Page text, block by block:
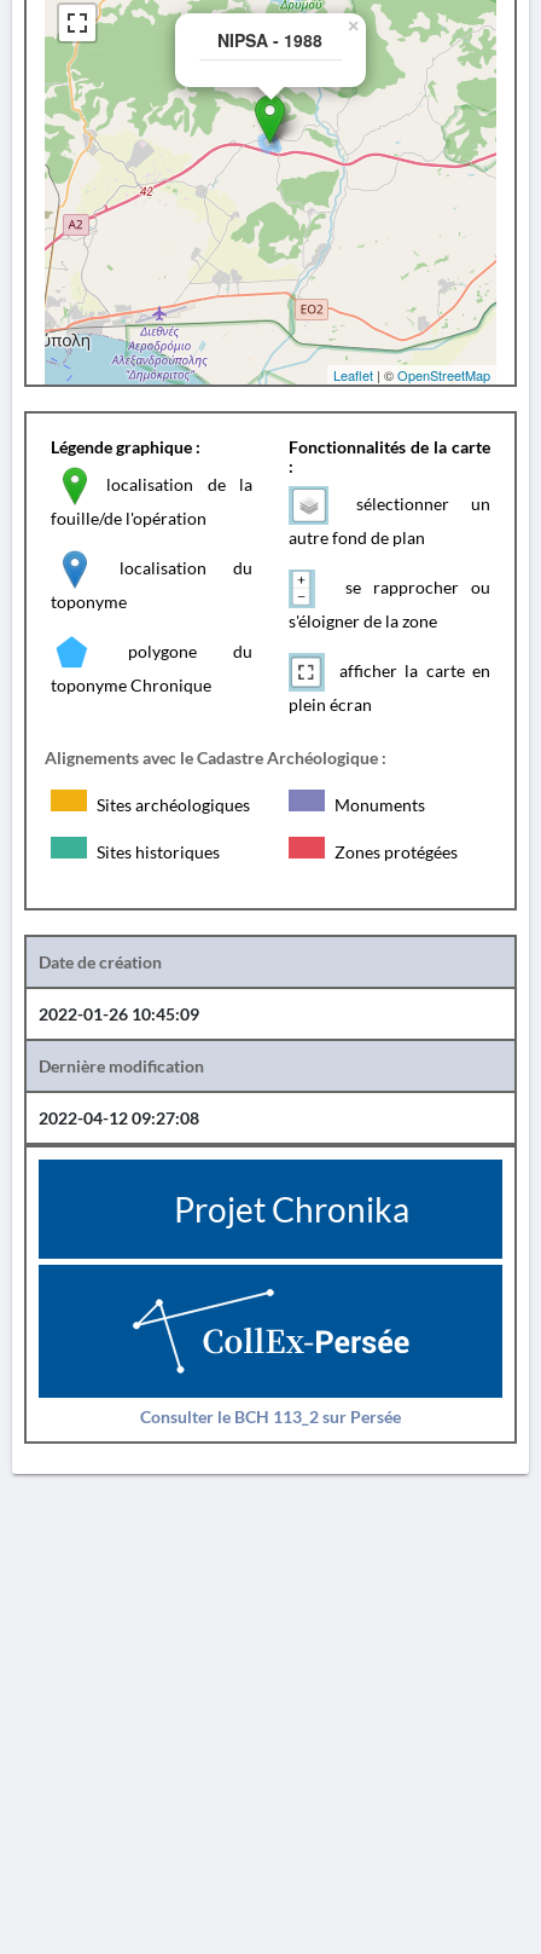
NIPSA - 1988
×
Leaflet | ©OpenStreetMap
Légende graphique :
localisation de la
fouille/de l'opération
localisation du
toponyme
polygone du
toponyme Chronique
Fonctionnalités de la carte
:
sélectionner un
autre fond de plan
se rapprocher ou
s'éloigner de la zone
afficher la carte en
plein écran
Alignements avec le Cadastre Archéologique :
Sites archéologiques Monuments
Sites historiques Zones protégées
Date de création
2022-01-26 10:45:09
Dernière modification
2022-04-12 09:27:08
Projet Chronika
Consulter le BCH 113_2 sur Persée